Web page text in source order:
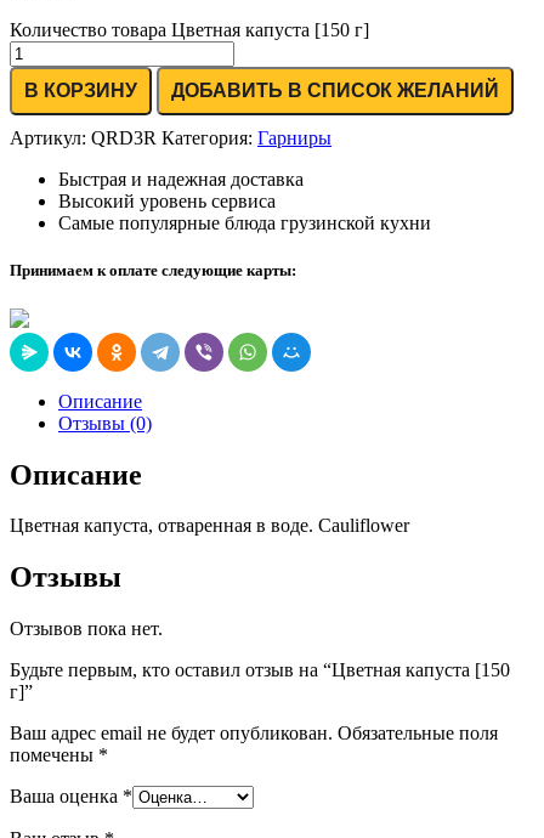
Количество товара Цветная капуста [150 г]
В КОРЗИНУ ДОБАВИТЬ В СПИСОК ЖЕЛАНИЙ
Артикул: QRD3R Категория: Гарниры
Быстрая и надежная доставка
Высокий уровень сервиса
Самые популярные блюда грузинской кухни
Принимаем к оплате следующие карты:
Описание
Отзывы (0)
Описание
Цветная капуста, отваренная в воде. Cauliflower
Отзывы
Отзывов пока нет.
Будьте первым, кто оставил отзыв на “Цветная капуста [150
г]”
Ваш адрес email не будет опубликован. Обязательные поля
помечены *
Ваша оценка *